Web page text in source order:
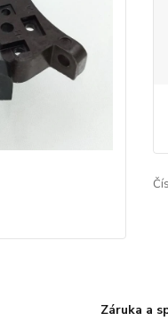
Záruka a